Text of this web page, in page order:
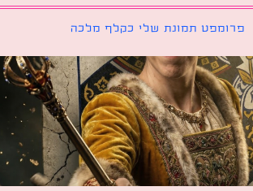
תמונת שלי כקלף מלכה